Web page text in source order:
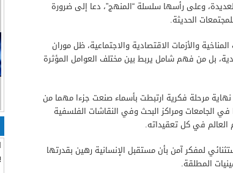
وعلى رأسها سلسلة “المنهج”، دعا إلى ضرورة
الحديثة.
والأزمات الاقتصادية والاجتماعية، ظل موران
بل من فهم شامل يربط بين مختلف العوامل المؤثرة
مرحلة فكرية ارتبطت بأسماء صنعت جزءا مهما من
الجامعات ومراكز البحث وفي النقاشات الفلسفية
العالم في كل تعقيداته.
لمفكر آمن بأن مستقبل الإنسانية رهين بقدرتها
المطلقة.